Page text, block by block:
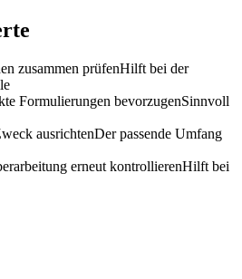
zusammen prüfenHilft bei der
Formulierungen bevorzugenSinnvoll
ausrichtenDer passende Umfang
erneut kontrollierenHilft bei